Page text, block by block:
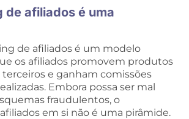
de afiliados é uma
de afiliados é um modelo
os afiliados promovem produtos
terceiros e ganham comissões
Embora possa ser mal
fraudulentos, o
em si não é uma pirâmide.